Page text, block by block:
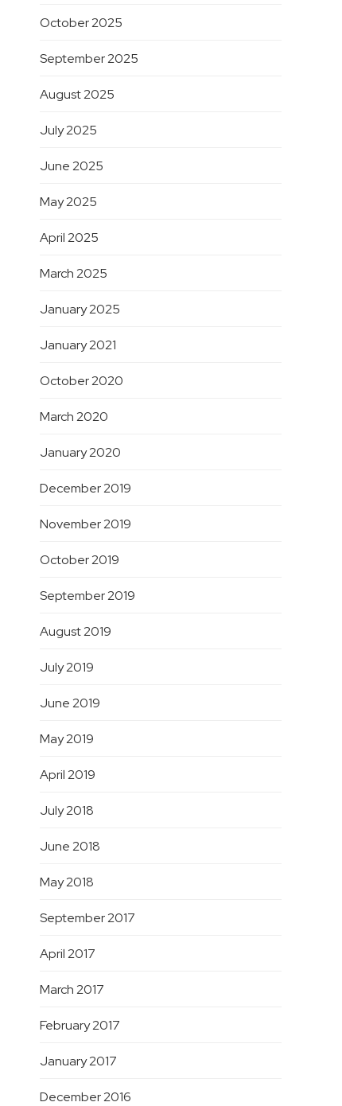
October 2025
September 2025
August 2025
July 2025
June 2025
May 2025
April 2025
March 2025
January 2025
January 2021
October 2020
March 2020
January 2020
December 2019
November 2019
October 2019
September 2019
August 2019
July 2019
June 2019
May 2019
April 2019
July 2018
June 2018
May 2018
September 2017
April 2017
March 2017
February 2017
January 2017
December 2016